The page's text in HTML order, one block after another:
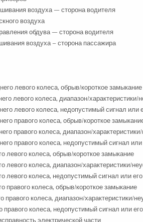
воздуха — сторона водителя
воздуха
обдува — сторона водителя
воздуха – сторона пассажира
левого колеса, обрыв/короткое замыкание
левого колеса, диапазон/характеристики/
левого колеса, недопустимый сигнал или
правого колеса, обрыв/короткое
правого колеса, диапазон/
правого колеса, недопустимый сигнал или
левого колеса, обрыв/короткое замыкание
левого колеса, диапазон/характеристики/
левого колеса, недопустимый сигнал или его
правого колеса, обрыв/короткое замыкание
колеса, диапазон/характеристики/
колеса, недопустимый сигнал или
электрической части